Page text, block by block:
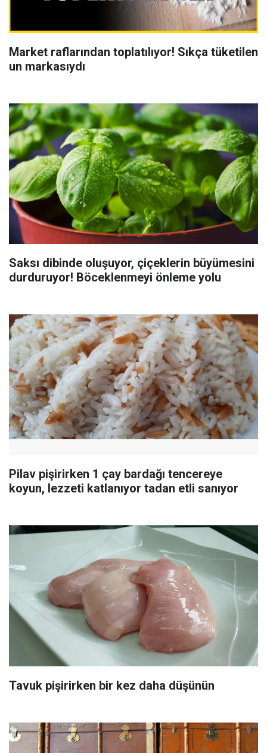
Market raflarından toplatılıyor! Sıkça tüketilen
un markasıydı
Saksı dibinde oluşuyor, çiçeklerin büyümesini
durduruyor! Böceklenmeyi önleme yolu
Pilav pişirirken 1 çay bardağı tencereye
koyun, lezzeti katlanıyor tadan etli sanıyor
Tavuk pişirirken bir kez daha düşünün